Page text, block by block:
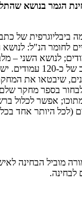
הגמר בנושא
ביבליוגרפית של
לחומר הנ"ל:
של כ-200 עמודים; לנושא
תקיף הרשימה סה"כ
שונים, שיבטאו את
בספר מחקר
אפשר לכלול
(לכל היותר אחד
מוביל הבחינה
לבחינה.